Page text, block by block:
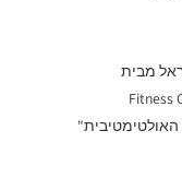
מבית